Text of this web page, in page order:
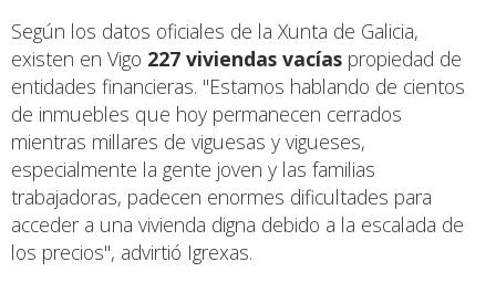
Según los datos oficiales de la Xunta de Galicia,
existen en Vigo 227 viviendas vacías propiedad de
entidades financieras. "Estamos hablando de cientos
de inmuebles que hoy permanecen cerrados
mientras millares de viguesas y vigueses,
especialmente la gente joven y las familias
trabajadoras, padecen enormes dificultades para
acceder a una vivienda digna debido a la escalada de
los precios", advirtió Igrexas.